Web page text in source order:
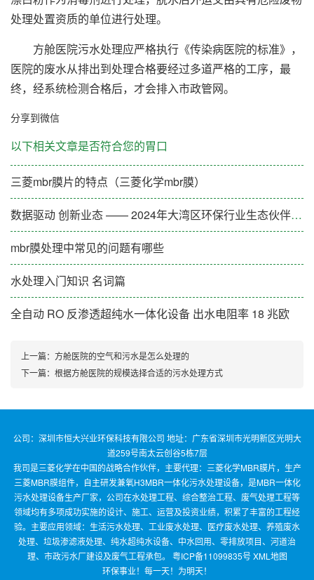
处理处置资质的单位进行处理。
方舱医院污水处理应严格执行《传染病医院的标准》，
医院的废水从排出到处理合格要经过多道严格的工序，最
终，经系统检测合格后，才会排入市政管网。
分享到微信
以下相关文章是否符合您的胃口
三菱mbr膜片的特点（三菱化学mbr膜）
数据驱动 创新业态 —— 2024年大湾区环保行业生态伙伴大会（第一期）成功举办
mbr膜处理中常见的问题有哪些
水处理入门知识 名词篇
全自动 RO 反渗透超纯水一体化设备 出水电阻率 18 兆欧
上一篇： 方舱医院的空气和污水是怎么处理的
下一篇： 根据方舱医院的规模选择合适的污水处理方式
公司：深圳市恒大兴业环保科技有限公司 地址：广东省深圳市光明新区光明大
道259号南太云创谷5栋7层
我司是三菱化学在中国的战略合作伙伴，主要代理：三菱化学MBR膜片，生产
三菱MBR膜组件，自主研发兼氧H3MBR一体化污水处理设备，是MBR一体化
污水处理设备生产厂家，公司在水处理工程、综合整治工程、废气处理工程等
领域均有多项成功实施的设计、施工、运营及投资业绩，积累了丰富的工程经
验。主要应用领域：生活污水处理、工业废水处理、医疗废水处理、养殖废水
处理、垃圾渗滤液处理、纯水超纯水设备、中水回用、零排放项目、河道治
理、市政污水厂建设及废气工程承包。 粤ICP备11099835号 XML地图
环保事业！每一天！为明天！